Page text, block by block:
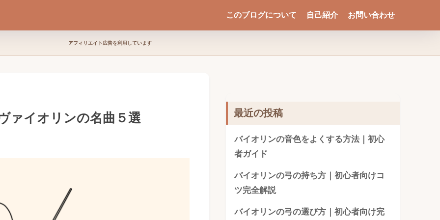
このブログについて 自己紹介 お問い合わせ
アフィリエイト広告を利用しています
ァイオリンの名曲５選 最近の投稿
バイオリンの音色をよくする方法｜初心
者ガイド
バイオリンの弓の持ち方｜初心者向けコ
ツ完全解説
バイオリンの弓の選び方｜初心者向け完